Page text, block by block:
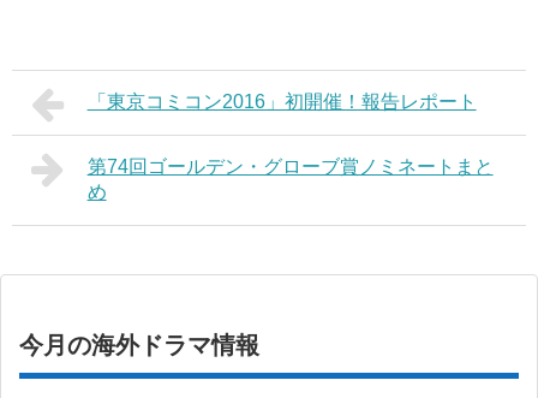
「東京コミコン2016」初開催！報告レポート
第74回ゴールデン・グローブ賞ノミネートまと
め
今月の海外ドラマ情報